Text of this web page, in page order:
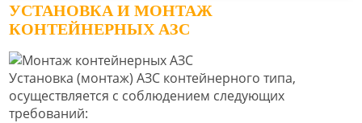
УСТАНОВКА И МОНТАЖ
КОНТЕЙНЕРНЫХ АЗС
Установка (монтаж) АЗС контейнерного типа,
осуществляется с соблюдением следующих
требований: